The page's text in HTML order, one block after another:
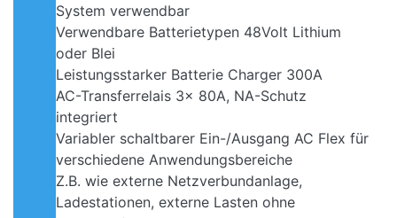
System verwendbar
Verwendbare Batterietypen 48Volt Lithium
oder Blei
Leistungsstarker Batterie Charger 300A
AC-Transferrelais 3x 80A, NA-Schutz
integriert
Variabler schaltbarer Ein-/Ausgang AC Flex für
verschiedene Anwendungsbereiche
Z.B. wie externe Netzverbundanlage,
Ladestationen, externe Lasten ohne